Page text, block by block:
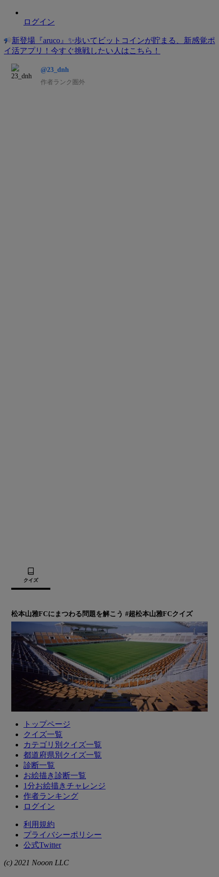
ログイン
新登場『aruco』✨歩いてビットコインが貯まる、新感覚ポ
イ活アプリ！今すぐ挑戦したい人はこちら ！
@23_dnh
作者ランク圏外
クイズ
松本山雅FCにまつわる問題を解こう #超松本山雅FCクイズ
トップページ
クイズ一覧
カテゴリ別クイズ一覧
都道府県別クイズ一覧
診断一覧
お絵描き診断一覧
1分お絵描きチャレンジ
作者ランキング
ログイン
利用規約
プライバシーポリシー
公式Twitter
(c) 2021 Nooon LLC